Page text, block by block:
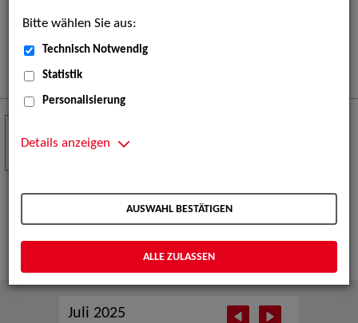
eine große Open-Air-Bühne voller Akrobatik, Tanz,
Musik und beeindruckender Live-Performances.
Mehr
Serienfestival Weimar
TeleVisionale – Film- und Serienfestival in Weimar
und Eventpartnerin des Crew Call Weimar.
Mehr
NOV
Juli 2025
Bitte wählen Sie aus:
Technisch Notwendig
Statistik
Personalisierung
Details anzeigen
AUSWAHL BESTÄTIGEN
ALLE ZULASSEN